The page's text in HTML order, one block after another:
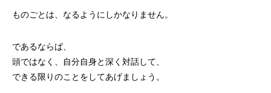
ものごとは、なるようにしかなりません。
であるならば、
頭ではなく、自分自身と深く対話して、
できる限りのことをしてあげましょう。